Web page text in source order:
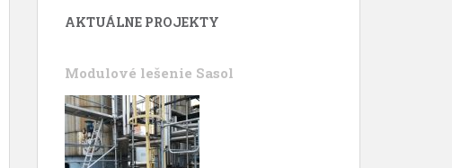
AKTUÁLNE PROJEKTY
Modulové lešenie Sasol